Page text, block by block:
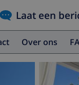
Laat een
Over ons